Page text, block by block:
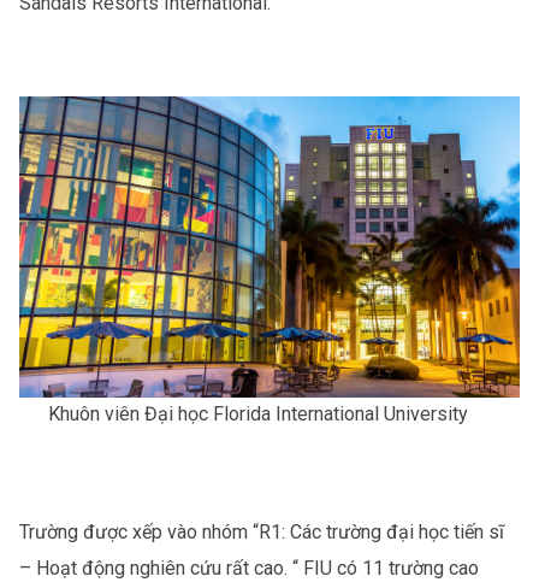
Khuôn viên Đại học Florida International University
Trường được xếp vào nhóm “R1: Các trường đại học tiến sĩ
– Hoạt động nghiên cứu rất cao. “ FIU có 11 trường cao